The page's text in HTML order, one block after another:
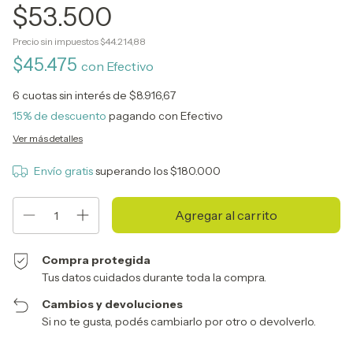
$53.500
Precio sin impuestos $44.214,88
$45.475 con Efectivo
6 cuotas sin interés de $8.916,67
15% de descuento pagando con Efectivo
Ver más detalles
Envío gratissuperando los$180.000
Compra protegida
Tus datos cuidados durante toda la compra.
Cambios y devoluciones
Si no te gusta, podés cambiarlo por otro o devolverlo.